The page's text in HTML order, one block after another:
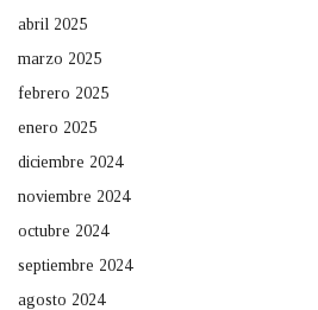
abril 2025
marzo 2025
febrero 2025
enero 2025
diciembre 2024
noviembre 2024
octubre 2024
septiembre 2024
agosto 2024